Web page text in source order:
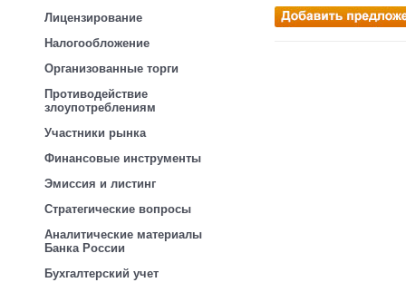
Лицензирование
Налогообложение
Организованные торги
Противодействие
злоупотреблениям
Участники рынка
Финансовые инструменты
Эмиссия и листинг
Стратегические вопросы
Аналитические материалы
Банка России
Бухгалтерский учет